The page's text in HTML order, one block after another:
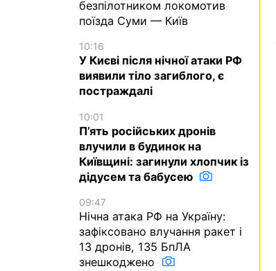
безпілотником локомотив
поїзда Суми — Київ
10:16
У Києві після нічної атаки РФ
виявили тіло загиблого, є
постраждалі
10:01
П’ять російських дронів
влучили в будинок на
Київщині: загинули хлопчик із
дідусем та бабусею
09:47
Нічна атака РФ на Україну:
зафіксовано влучання ракет і
13 дронів, 135 БпЛА
знешкоджено